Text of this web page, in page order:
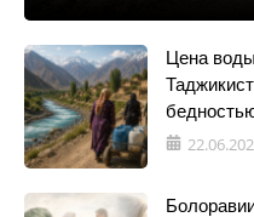
Цена